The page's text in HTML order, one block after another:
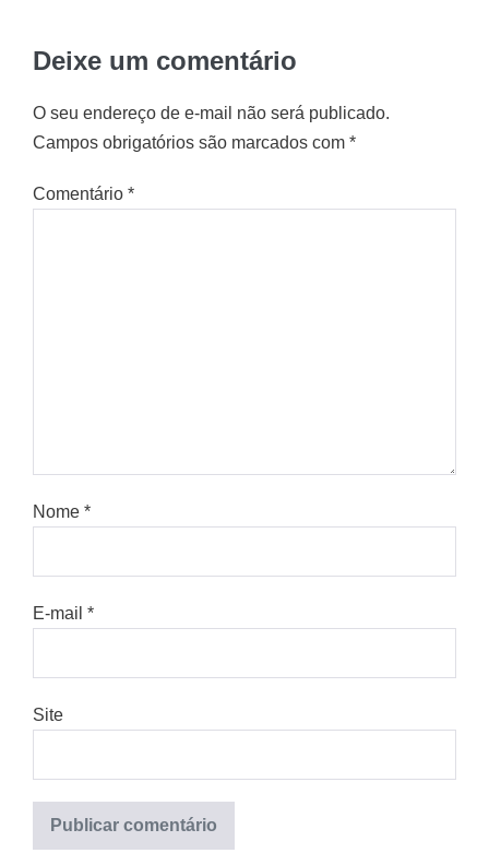
Deixe um comentário
O seu endereço de e-mail não será publicado.
Campos obrigatórios são marcados com *
Comentário *
Nome *
E-mail *
Site